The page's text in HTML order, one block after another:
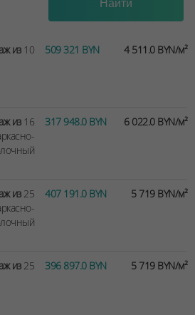
из10 509 321 BYN 4 511.0 BYN/м²
из16
317 948.0 BYN 6 022.0 BYN/м²
из25
407 191.0 BYN 5 719 BYN/м²
из25 396 897.0 BYN 5 719 BYN/м²